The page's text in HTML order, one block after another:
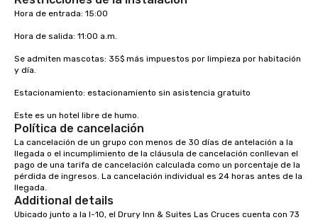
Hora de entrada: 15:00
Hora de salida: 11:00 a.m.
Se admiten mascotas: 35$ más impuestos por limpieza por habitación
y día.
Estacionamiento: estacionamiento sin asistencia gratuito
Este es un hotel libre de humo.
Política de cancelación
La cancelación de un grupo con menos de 30 días de antelación a la
llegada o el incumplimiento de la cláusula de cancelación conllevan el
pago de una tarifa de cancelación calculada como un porcentaje de la
pérdida de ingresos. La cancelación individual es 24 horas antes de la
llegada.
Additional details
Ubicado junto a la I-10, el Drury Inn & Suites Las Cruces cuenta con 73